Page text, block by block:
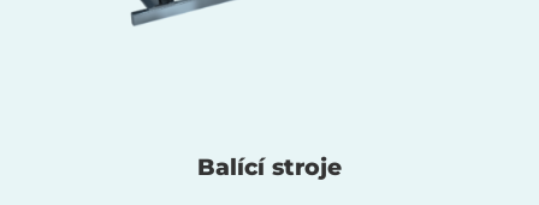
Balící stroje